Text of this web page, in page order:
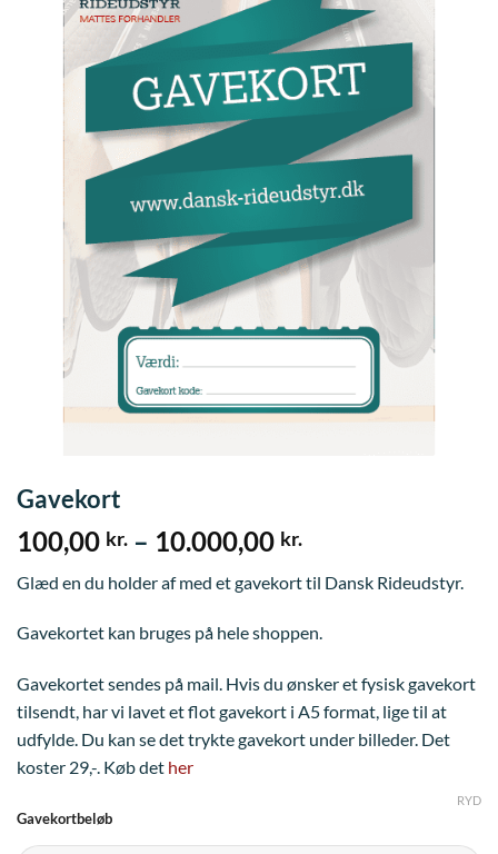
Gavekort
100,00 kr. – 10.000,00 kr.Prisinterval:
til
Glæd en du holder af med et gavekort til Dansk Rideudstyr.
Gavekortet kan bruges på hele shoppen.
Gavekortet sendes på mail. Hvis du ønsker et fysisk gavekort
tilsendt, har vi lavet et flot gavekort i A5 format, lige til at
udfylde. Du kan se det trykte gavekort under billeder. Det
koster 29,-. Køb det her
Gavekortbeløb
RYD